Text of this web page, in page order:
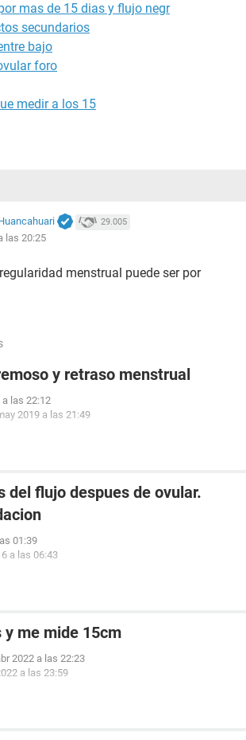
mas de 15 dias y flujo negr
secundarios
bajo
foro
medir a los 15
29.005
las 20:25
menstrual puede ser por
y retraso menstrual
las 22:12
2019 a las 21:49
del flujo despues de ovular.
01:39
a las 06:43
y me mide 15cm
2022 a las 22:23
a las 23:59